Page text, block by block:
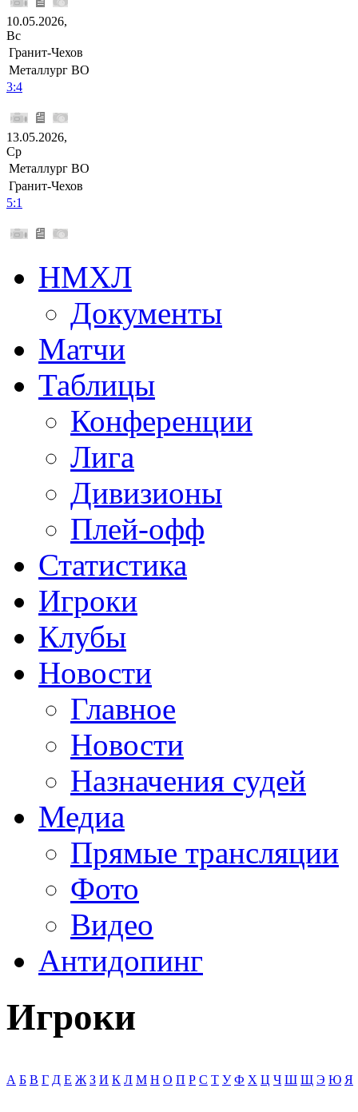
10.05.2026,
Вс
Гранит-Чехов
Металлург ВО
3:4
13.05.2026,
Ср
Металлург ВО
Гранит-Чехов
5:1
НМХЛ
Документы
Матчи
Таблицы
Конференции
Лига
Дивизионы
Плей-офф
Статистика
Игроки
Клубы
Новости
Главное
Новости
Назначения судей
Медиа
Прямые трансляции
Фото
Видео
Антидопинг
Игроки
А Б В Г Д Е Ж З И К Л М Н О П Р С Т У Ф Х Ц Ч Ш Щ Э Ю Я